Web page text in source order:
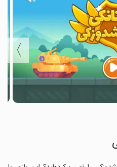
〉